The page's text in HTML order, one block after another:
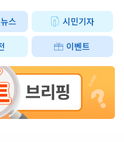
마트허브, 사인보드 등 4종 ○
관) 서울시는 신청을 통한 일
협력해 특별공급(무료)​도 병행
범죄취약 지역과 전통시
집중 배포할 계획이다. 한편 서
수 있도록 기존 ‘안심경광
다.
스 시민기자
이벤트